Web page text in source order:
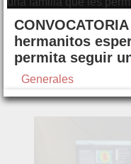
hermanitos
permita seguir
Generales